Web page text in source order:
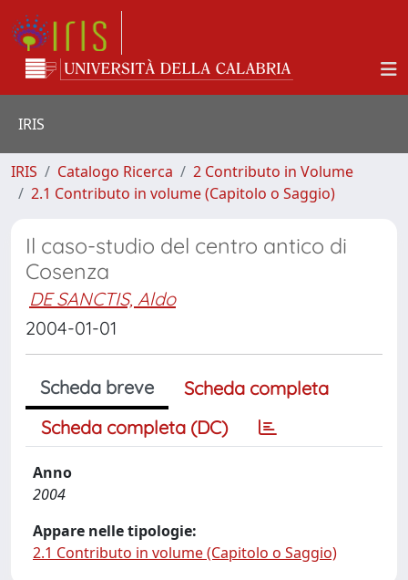
IRIS
IRIS Catalogo Ricerca
2 Contributo in Volume
2.1 Contributo in volume (Capitolo o Saggio)
Il caso-studio del centro antico di
Cosenza
DE SANCTIS, Aldo
2004-01-01
Scheda breve
Scheda completa
Scheda completa (DC)
Anno
2004
Appare nelle tipologie:
2.1 Contributo in volume (Capitolo o Saggio)